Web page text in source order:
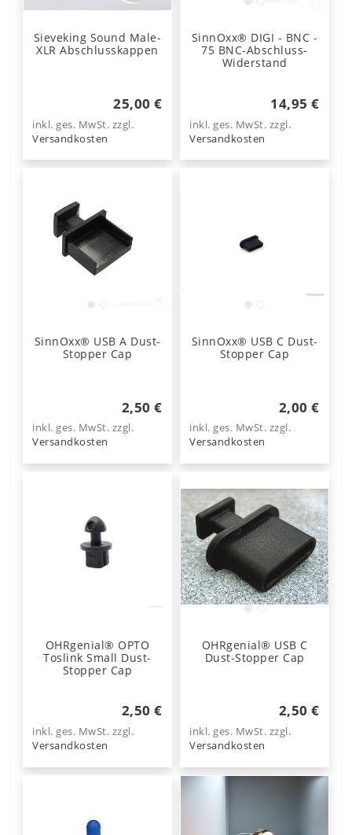
Sieveking Sound Male-
XLR Abschlusskappen
25,00 €
inkl. ges. MwSt. zzgl.
Versandkosten
SinnOxx® DIGI - BNC -
75 BNC-Abschluss-
Widerstand
14,95 €
inkl. ges. MwSt. zzgl.
Versandkosten
SinnOxx® USB A Dust-
Stopper Cap
2,50 €
inkl. ges. MwSt. zzgl.
Versandkosten
SinnOxx® USB C Dust-
Stopper Cap
2,00 €
inkl. ges. MwSt. zzgl.
Versandkosten
OHRgenial® OPTO
Toslink Small Dust-
Stopper Cap
2,50 €
inkl. ges. MwSt. zzgl.
Versandkosten
OHRgenial® USB C
Dust-Stopper Cap
2,50 €
inkl. ges. MwSt. zzgl.
Versandkosten